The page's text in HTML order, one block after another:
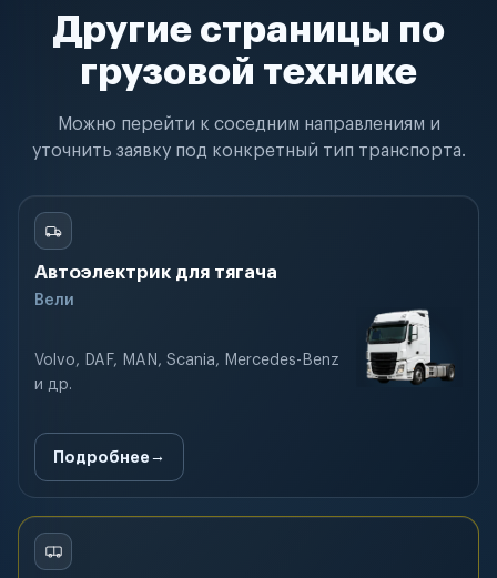
Другие страницы по
грузовой технике
Можно перейти к соседним направлениям и
уточнить заявку под конкретный тип транспорта.
Автоэлектрик для тягача
Вели
Volvo, DAF, MAN, Scania, Mercedes-Benz
и др.
Подробнее